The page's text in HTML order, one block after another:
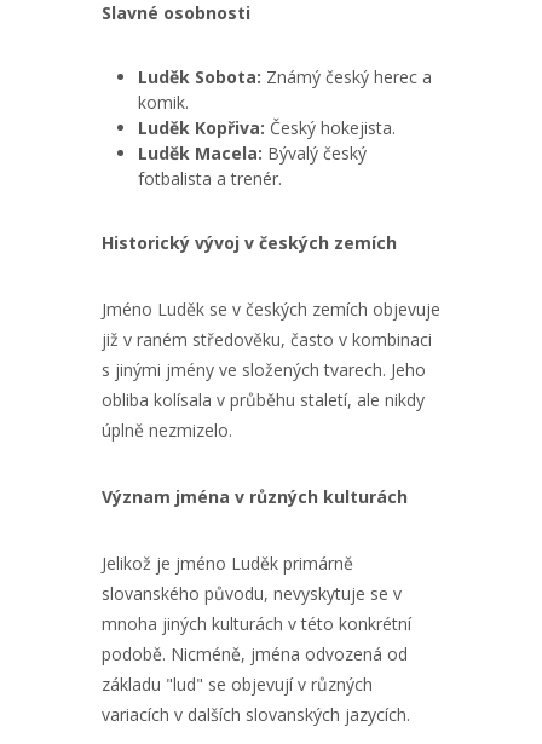
Slavné osobnosti
Luděk Sobota: Známý český herec a
komik.
Luděk Kopřiva: Český hokejista.
Luděk Macela: Bývalý český
fotbalista a trenér.
Historický vývoj v českých zemích
Jméno Luděk se v českých zemích objevuje
již v raném středověku, často v kombinaci
s jinými jmény ve složených tvarech. Jeho
obliba kolísala v průběhu staletí, ale nikdy
úplně nezmizelo.
Význam jména v různých kulturách
Jelikož je jméno Luděk primárně
slovanského původu, nevyskytuje se v
mnoha jiných kulturách v této konkrétní
podobě. Nicméně, jména odvozená od
základu "lud" se objevují v různých
variacích v dalších slovanských jazycích.